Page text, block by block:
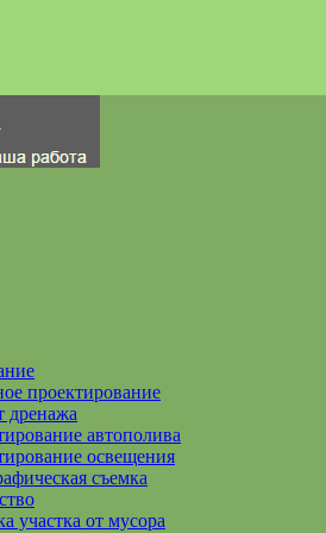
проектирование
дренажа
автополива
освещения
съемка
участка от мусора